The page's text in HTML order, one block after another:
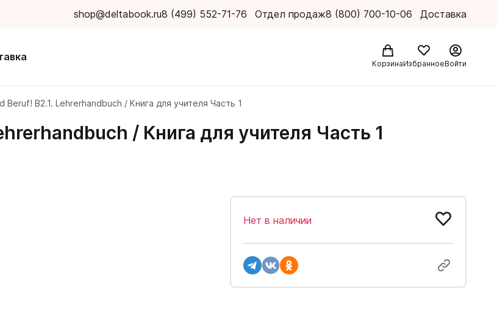
shop@deltabook.ru8 (499) 552-71-76 Отдел продаж8 (800) 700-10-06 Доставка
КорзинаИзбранноеВойти
Beruf! B2.1. Lehrerhandbuch / Книга для учителя Часть 1
/ Книга для учителя Часть 1
Нет в наличии